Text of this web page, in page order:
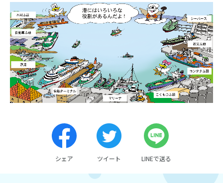
お問い合せ
アクセスマップ
個人情報保護方針
シェア ツイート LINEで送る